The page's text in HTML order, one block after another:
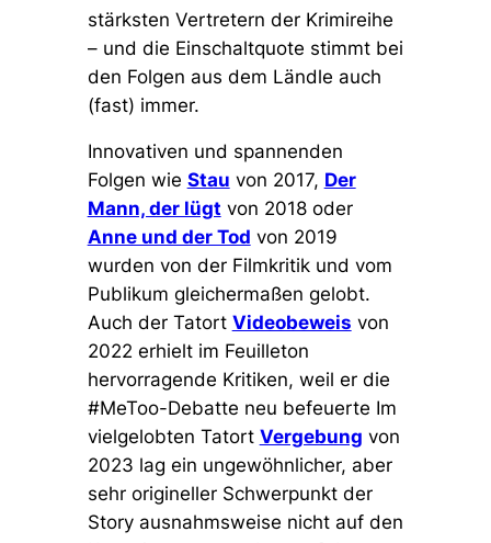
stärksten Vertretern der Krimireihe
– und die Einschaltquote stimmt bei
den Folgen aus dem Ländle auch
(fast) immer.
Innovativen und spannenden
Folgen wie Stau von 2017, Der
Mann, der lügt von 2018 oder
Anne und der Tod von 2019
wurden von der Filmkritik und vom
Publikum gleichermaßen gelobt.
Auch der Tatort Videobeweis von
2022 erhielt im Feuilleton
hervorragende Kritiken, weil er die
#MeToo-Debatte neu befeuerte Im
vielgelobten Tatort Vergebung von
2023 lag ein ungewöhnlicher, aber
sehr origineller Schwerpunkt der
Story ausnahmsweise nicht auf den